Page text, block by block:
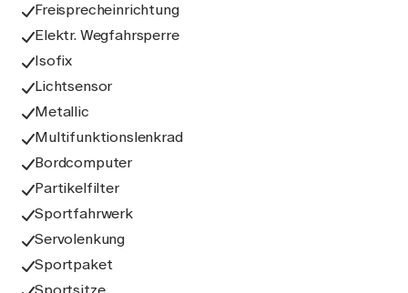
Freisprecheinrichtung
Elektr. Wegfahrsperre
Isofix
Lichtsensor
Metallic
Multifunktionslenkrad
Bordcomputer
Partikelfilter
Sportfahrwerk
Servolenkung
Sportpaket